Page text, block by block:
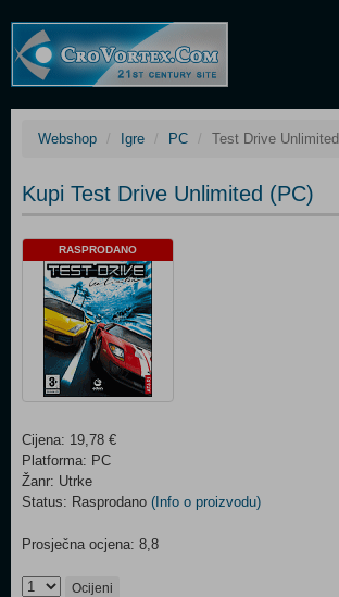
Webshop Igre PC Test Drive Unlimited
Kupi Test Drive Unlimited (PC)
RASPRODANO
Cijena: 19,78 €
Platforma: PC
Žanr: Utrke
Status: Rasprodano (Info o proizvodu)
Prosječna ocjena: 8,8
Ocijeni